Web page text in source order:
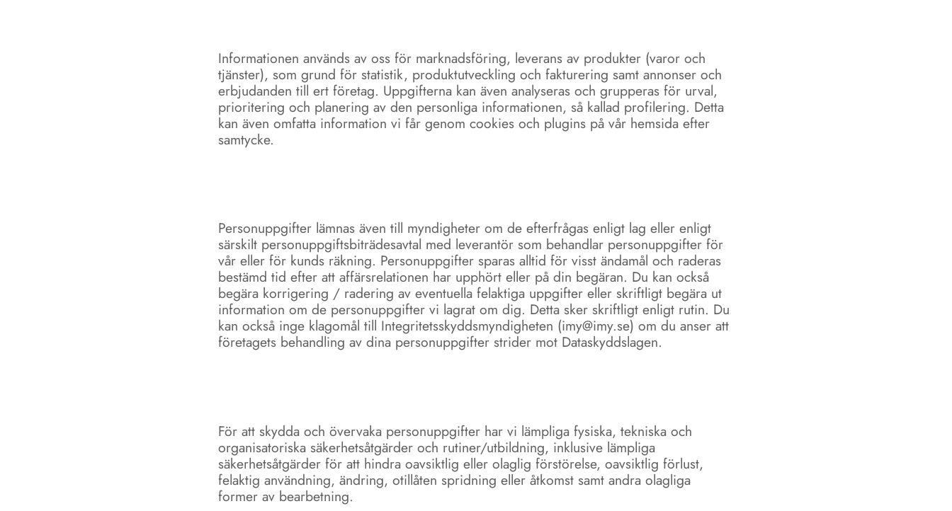
Informationen används av oss för marknadsföring, leverans av produkter (varor och
tjänster), som grund för statistik, produktutveckling och fakturering samt annonser och
erbjudanden till ert företag. Uppgifterna kan även analyseras och grupperas för urval,
prioritering och planering av den personliga informationen, så kallad profilering. Detta
kan även omfatta information vi får genom cookies och plugins på vår hemsida efter
samtycke.
Personuppgifter lämnas även till myndigheter om de efterfrågas enligt lag eller enligt
särskilt personuppgiftsbiträdesavtal med leverantör som behandlar personuppgifter för
vår eller för kunds räkning. Personuppgifter sparas alltid för visst ändamål och raderas
bestämd tid efter att affärsrelationen har upphört eller på din begäran. Du kan också
begära korrigering / radering av eventuella felaktiga uppgifter eller skriftligt begära ut
information om de personuppgifter vi lagrat om dig. Detta sker skriftligt enligt rutin. Du
kan också inge klagomål till Integritetsskyddsmyndigheten (imy@imy.se) om du anser att
företagets behandling av dina personuppgifter strider mot Dataskyddslagen.
För att skydda och övervaka personuppgifter har vi lämpliga fysiska, tekniska och
organisatoriska säkerhetsåtgärder och rutiner/utbildning, inklusive lämpliga
säkerhetsåtgärder för att hindra oavsiktlig eller olaglig förstörelse, oavsiktlig förlust,
felaktig användning, ändring, otillåten spridning eller åtkomst samt andra olagliga
former av bearbetning.